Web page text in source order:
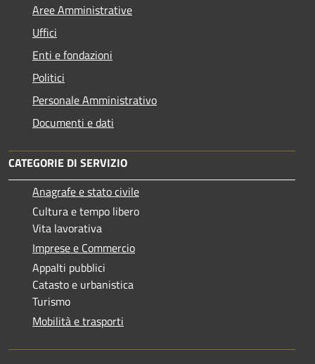
Aree Amministrative
Uffici
Enti e fondazioni
Politici
Personale Amministrativo
Documenti e dati
CATEGORIE DI SERVIZIO
Anagrafe e stato civile
Cultura e tempo libero
Vita lavorativa
Imprese e Commercio
Appalti pubblici
Catasto e urbanistica
Turismo
Mobilità e trasporti